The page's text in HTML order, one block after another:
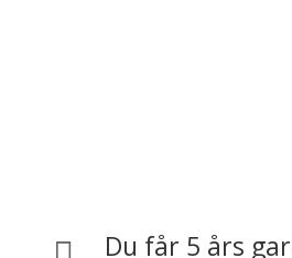
Du får 5 års